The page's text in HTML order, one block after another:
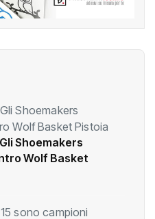
Shoemakers
Wolf Basket